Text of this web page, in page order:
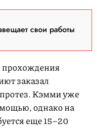
свои работы
прохождения
заказал
Кэмми уже
однако на
еще 15–20